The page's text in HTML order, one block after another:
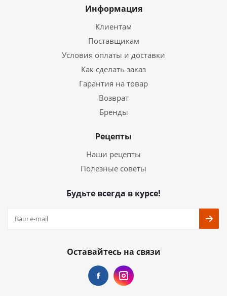
Информация
Клиентам
Поставщикам
Условия оплаты и доставки
Как сделать заказ
Гарантия на товар
Возврат
Бренды
Рецепты
Наши рецепты
Полезные советы
Будьте всегда в курсе!
Оставайтесь на связи